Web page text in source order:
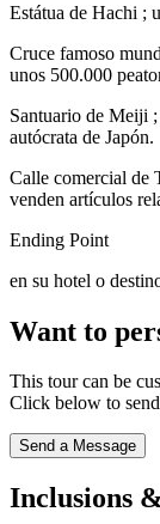
Estátua de Hachi ;
Cruce famoso
unos 500.000
Santuario de Meiji
autócrata de Japón.
Calle comercial de
venden artículos
Ending Point
en su hotel o
Want to
This tour can be
Click below to
Send a Message
Inclusions